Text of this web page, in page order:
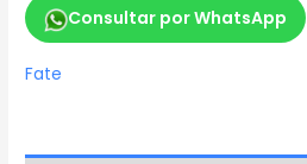
Consultar por WhatsApp
Fate